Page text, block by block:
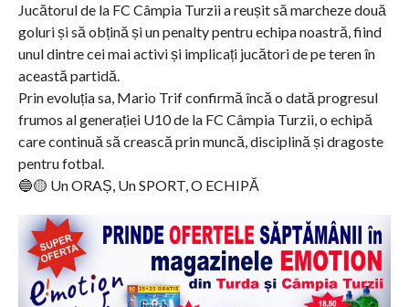
Jucătorul de la FC Câmpia Turzii a reușit să marcheze două
goluri și să obțină și un penalty pentru echipa noastră, fiind
unul dintre cei mai activi și implicați jucători de pe teren în
această partidă.
Prin evoluția sa, Mario Trif confirmă încă o dată progresul
frumos al generației U10 de la FC Câmpia Turzii, o echipă
care continuă să crească prin muncă, disciplină și dragoste
pentru fotbal.
🔵🟡 Un ORAȘ, Un SPORT, O ECHIPĂ